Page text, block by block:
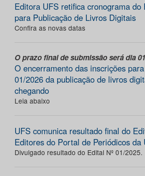
Editora UFS retifica cronograma do
para Publicação de Livros Digitais
Confira as novas datas
O prazo final de submissão será dia
O encerramento das inscrições
01/2026 da publicação de livros
chegando
Leia abaixo
UFS comunica resultado final do
Editores do Portal de Periódicos da
Divulgado resultado do Edital Nº 01/2025.